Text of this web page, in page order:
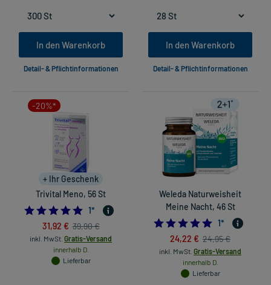
In den Warenkorb
Detail- & Pflichtinformationen
In den Warenkorb
Detail- & Pflichtinformationen
-20%*
+ Ihr Geschenk
Trivital Meno, 56 St
5.0
1*
31,92 € 39,90 €
inkl. MwSt. Gratis-Versand
innerhalb D.
Lieferbar
Weleda Naturweisheit
Meine Nacht, 46 St
5.0
1*
24,22 € 24,95 €
inkl. MwSt. Gratis-Versand
innerhalb D.
Lieferbar